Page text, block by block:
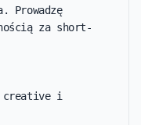
Prowadzę
za short-
creative i